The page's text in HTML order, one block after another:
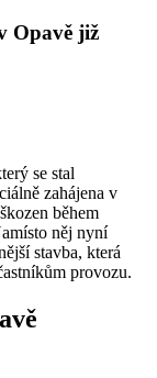
Opavě již
se stal
zahájena v
během
něj nyní
stavba, která
provozu.